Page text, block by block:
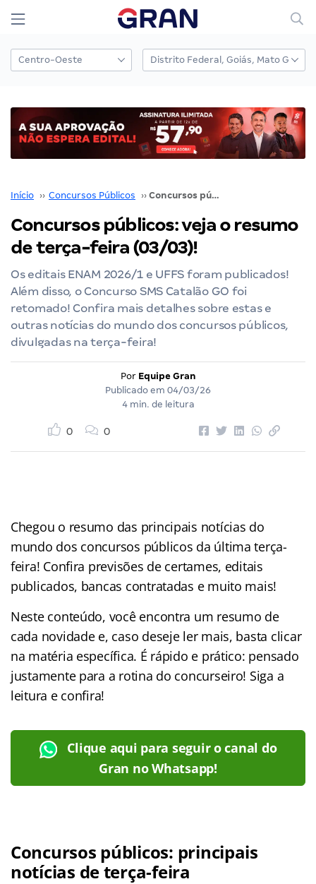
Início ›› Concursos Públicos ›› Concursos públicos: veja o resumo de terça-feira (03/03)!
Concursos públicos: veja o resumo
de terça-feira (03/03)!
Os editais ENAM 2026/1 e UFFS foram publicados!
Além disso, o Concurso SMS Catalão GO foi
retomado! Confira mais detalhes sobre estas e
outras notícias do mundo dos concursos públicos,
divulgadas na terça-feira!
Por Equipe Gran
Publicado em 04/03/26
4 min. de leitura
0 0
Chegou o resumo das principais notícias do
mundo dos concursos públicos da última terça-
feira! Confira previsões de certames, editais
publicados, bancas contratadas e muito mais!
Neste conteúdo, você encontra um resumo de
cada novidade e, caso deseje ler mais, basta clicar
na matéria específica. É rápido e prático: pensado
justamente para a rotina do concurseiro! Siga a
leitura e confira!
Clique aqui para seguir o canal do
Gran no Whatsapp!
Concursos públicos: principais
notícias de terça-feira